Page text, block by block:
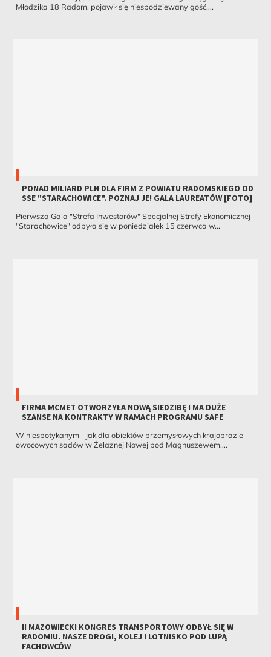
Młodzika 18 Radom, pojawił się niespodziewany gość....
PONAD MILIARD PLN DLA FIRM Z POWIATU RADOMSKIEGO OD
SSE "STARACHOWICE". POZNAJ JE! GALA LAUREATÓW [FOTO]
Pierwsza Gala "Strefa Inwestorów" Specjalnej Strefy Ekonomicznej
"Starachowice" odbyła się w poniedziałek 15 czerwca w...
FIRMA MCMET OTWORZYŁA NOWĄ SIEDZIBĘ I MA DUŻE
SZANSE NA KONTRAKTY W RAMACH PROGRAMU SAFE
W niespotykanym - jak dla obiektów przemysłowych krajobrazie -
owocowych sadów w Żelaznej Nowej pod Magnuszewem,...
II MAZOWIECKI KONGRES TRANSPORTOWY ODBYŁ SIĘ W
RADOMIU. NASZE DROGI, KOLEJ I LOTNISKO POD LUPĄ
FACHOWCÓW